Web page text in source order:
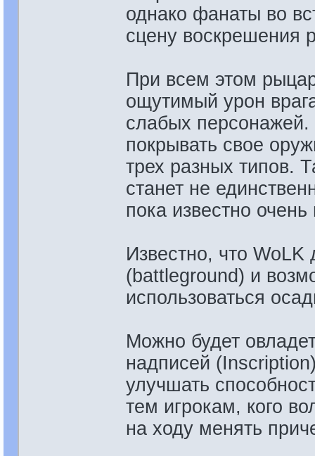
однако фанаты во
сцену воскрешения
При всем этом
ощутимый урон
слабых
покрывать свое
трех разных типов.
станет не
пока известно
Известно, что
(battleground) и
использоваться
Можно будет
надписей
улучшать
тем игрокам, кого
на ходу менять